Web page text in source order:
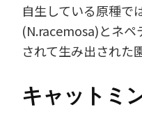
自生している原種で
(N.racemosa)とネ
されて生み出された
キャットミ